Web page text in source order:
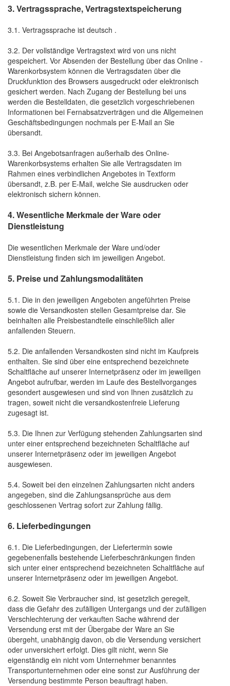
3. Vertragssprache, Vertragstextspeicherung
3.1. Vertragssprache ist deutsch .
3.2. Der vollständige Vertragstext wird von uns nicht
gespeichert. Vor Absenden der Bestellung über das Online -
Warenkorbsystem können die Vertragsdaten über die
Druckfunktion des Browsers ausgedruckt oder elektronisch
gesichert werden. Nach Zugang der Bestellung bei uns
werden die Bestelldaten, die gesetzlich vorgeschriebenen
Informationen bei Fernabsatzverträgen und die Allgemeinen
Geschäftsbedingungen nochmals per E-Mail an Sie
übersandt.
3.3. Bei Angebotsanfragen außerhalb des Online-
Warenkorbsystems erhalten Sie alle Vertragsdaten im
Rahmen eines verbindlichen Angebotes in Textform
übersandt, z.B. per E-Mail, welche Sie ausdrucken oder
elektronisch sichern können.
4. Wesentliche Merkmale der Ware oder
Dienstleistung
Die wesentlichen Merkmale der Ware und/oder
Dienstleistung finden sich im jeweiligen Angebot.
5. Preise und Zahlungsmodalitäten
5.1. Die in den jeweiligen Angeboten angeführten Preise
sowie die Versandkosten stellen Gesamtpreise dar. Sie
beinhalten alle Preisbestandteile einschließlich aller
anfallenden Steuern.
5.2. Die anfallenden Versandkosten sind nicht im Kaufpreis
enthalten. Sie sind über eine entsprechend bezeichnete
Schaltfläche auf unserer Internetpräsenz oder im jeweiligen
Angebot aufrufbar, werden im Laufe des Bestellvorganges
gesondert ausgewiesen und sind von Ihnen zusätzlich zu
tragen, soweit nicht die versandkostenfreie Lieferung
zugesagt ist.
5.3. Die Ihnen zur Verfügung stehenden Zahlungsarten sind
unter einer entsprechend bezeichneten Schaltfläche auf
unserer Internetpräsenz oder im jeweiligen Angebot
ausgewiesen.
5.4. Soweit bei den einzelnen Zahlungsarten nicht anders
angegeben, sind die Zahlungsansprüche aus dem
geschlossenen Vertrag sofort zur Zahlung fällig.
6. Lieferbedingungen
6.1. Die Lieferbedingungen, der Liefertermin sowie
gegebenenfalls bestehende Lieferbeschränkungen finden
sich unter einer entsprechend bezeichneten Schaltfläche auf
unserer Internetpräsenz oder im jeweiligen Angebot.
6.2. Soweit Sie Verbraucher sind, ist gesetzlich geregelt,
dass die Gefahr des zufälligen Untergangs und der zufälligen
Verschlechterung der verkauften Sache während der
Versendung erst mit der Übergabe der Ware an Sie
übergeht, unabhängig davon, ob die Versendung versichert
oder unversichert erfolgt. Dies gilt nicht, wenn Sie
eigenständig ein nicht vom Unternehmer benanntes
Transportunternehmen oder eine sonst zur Ausführung der
Versendung bestimmte Person beauftragt haben.